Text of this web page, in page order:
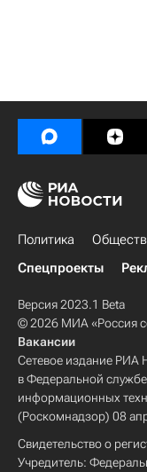
Политика
Спецпроекты
Версия 2023.1 Beta
© 2026 МИА «Россия
Вакансии
Сетевое издание РИА
в Федеральной
информационных
(Роскомнадзор) 08
Свидетельство о
Учредитель: